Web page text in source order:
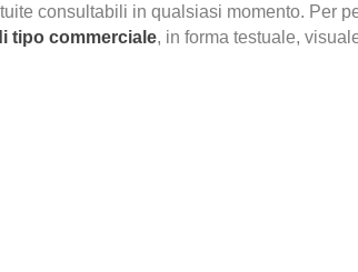
consultabili in qualsiasi momento. Per
tipo commerciale, in forma testuale,